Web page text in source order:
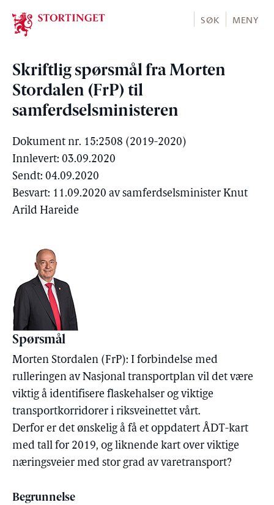
Stortinget.no
SØK MENY
Skriftlig spørsmål fra Morten
Stordalen (FrP) til
samferdselsministeren
Dokument nr. 15:2508 (2019-2020)
Innlevert: 03.09.2020
Sendt: 04.09.2020
Besvart: 11.09.2020 av samferdselsminister Knut
Arild Hareide
Spørsmål
Morten Stordalen (FrP): I forbindelse med
rulleringen av Nasjonal transportplan vil det være
viktig å identifisere flaskehalser og viktige
transportkorridorer i riksveinettet vårt.
Derfor er det ønskelig å få et oppdatert ÅDT-kart
med tall for 2019, og liknende kart over viktige
næringsveier med stor grad av varetransport?
Begrunnelse